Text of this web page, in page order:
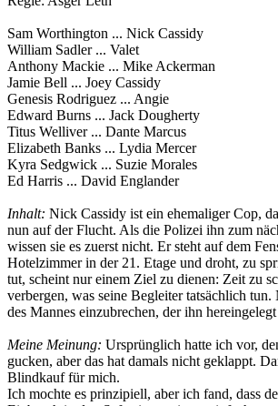
Sam Worthington ... Nick Cassidy
William Sadler ... Valet
Anthony Mackie ... Mike Ackerman
Jamie Bell ... Joey Cassidy
Genesis Rodriguez ... Angie
Edward Burns ... Jack Dougherty
Titus Welliver ... Dante Marcus
Elizabeth Banks ... Lydia Mercer
Kyra Sedgwick ... Suzie Morales
Ed Harris ... David Englander
Inhalt: Nick Cassidy ist ein ehemaliger Cop,
nun auf der Flucht. Als die Polizei ihn zum
wissen sie es zuerst nicht. Er steht auf dem
Hotelzimmer in der 21. Etage und droht, zu
tut, scheint nur einem Ziel zu dienen: Zeit zu
verbergen, was seine Begleiter tatsächlich
des Mannes einzubrechen, der ihn hereingelegt
Meine Meinung: Ursprünglich hatte ich vor,
gucken, aber das hat damals nicht geklappt.
Blindkauf für mich.
Ich mochte es prinzipiell, aber ich fand, dass